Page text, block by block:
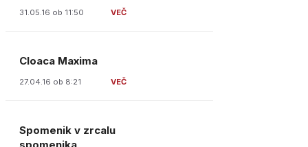
31.05.16 ob 11:50
Cloaca Maxima
27.04.16 ob 8:21
Spomenik v zrcalu